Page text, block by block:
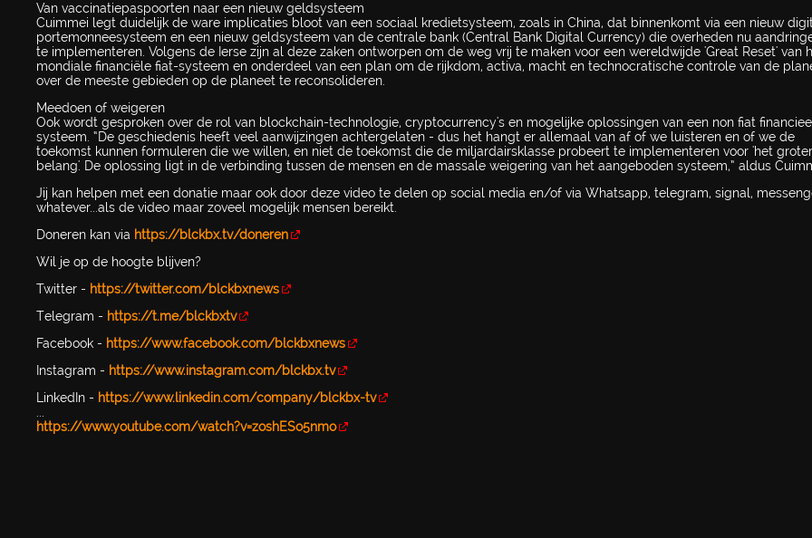
Van vaccinatiepaspoorten naar een nieuw geldsysteem
Cuimmei legt duidelijk de ware implicaties bloot van een sociaal kredietsysteem, zoals in China, dat binnenkomt via een nieuw
portemonneesysteem en een nieuw geldsysteem van de centrale bank (Central Bank Digital Currency) die overheden nu
te implementeren. Volgens de Ierse zijn al deze zaken ontworpen om de weg vrij te maken voor een wereldwijde 'Great Reset' van
mondiale financiële fiat-systeem en onderdeel van een plan om de rijkdom, activa, macht en technocratische controle van de
over de meeste gebieden op de planeet te reconsolideren.
Meedoen of weigeren
Ook wordt gesproken over de rol van blockchain-technologie, cryptocurrency's en mogelijke oplossingen van een non fiat
systeem. “De geschiedenis heeft veel aanwijzingen achtergelaten - dus het hangt er allemaal van af of we luisteren en of we de
toekomst kunnen formuleren die we willen, en niet de toekomst die de miljardairsklasse probeert te implementeren voor 'het
belang'. De oplossing ligt in de verbinding tussen de mensen en de massale weigering van het aangeboden systeem,” aldus
Jij kan helpen met een donatie maar ook door deze video te delen op social media en/of via Whatsapp, telegram, signal,
whatever...als de video maar zoveel mogelijk mensen bereikt.
Doneren kan via https://blckbx.tv/doneren
Wil je op de hoogte blijven?
Twitter - https://twitter.com/blckbxnews
Telegram - https://t.me/blckbxtv
Facebook - https://www.facebook.com/blckbxnews
Instagram - https://www.instagram.com/blckbx.tv
LinkedIn - https://www.linkedin.com/company/blckbx-tv
...
https://www.youtube.com/watch?v=zoshESo5nmo